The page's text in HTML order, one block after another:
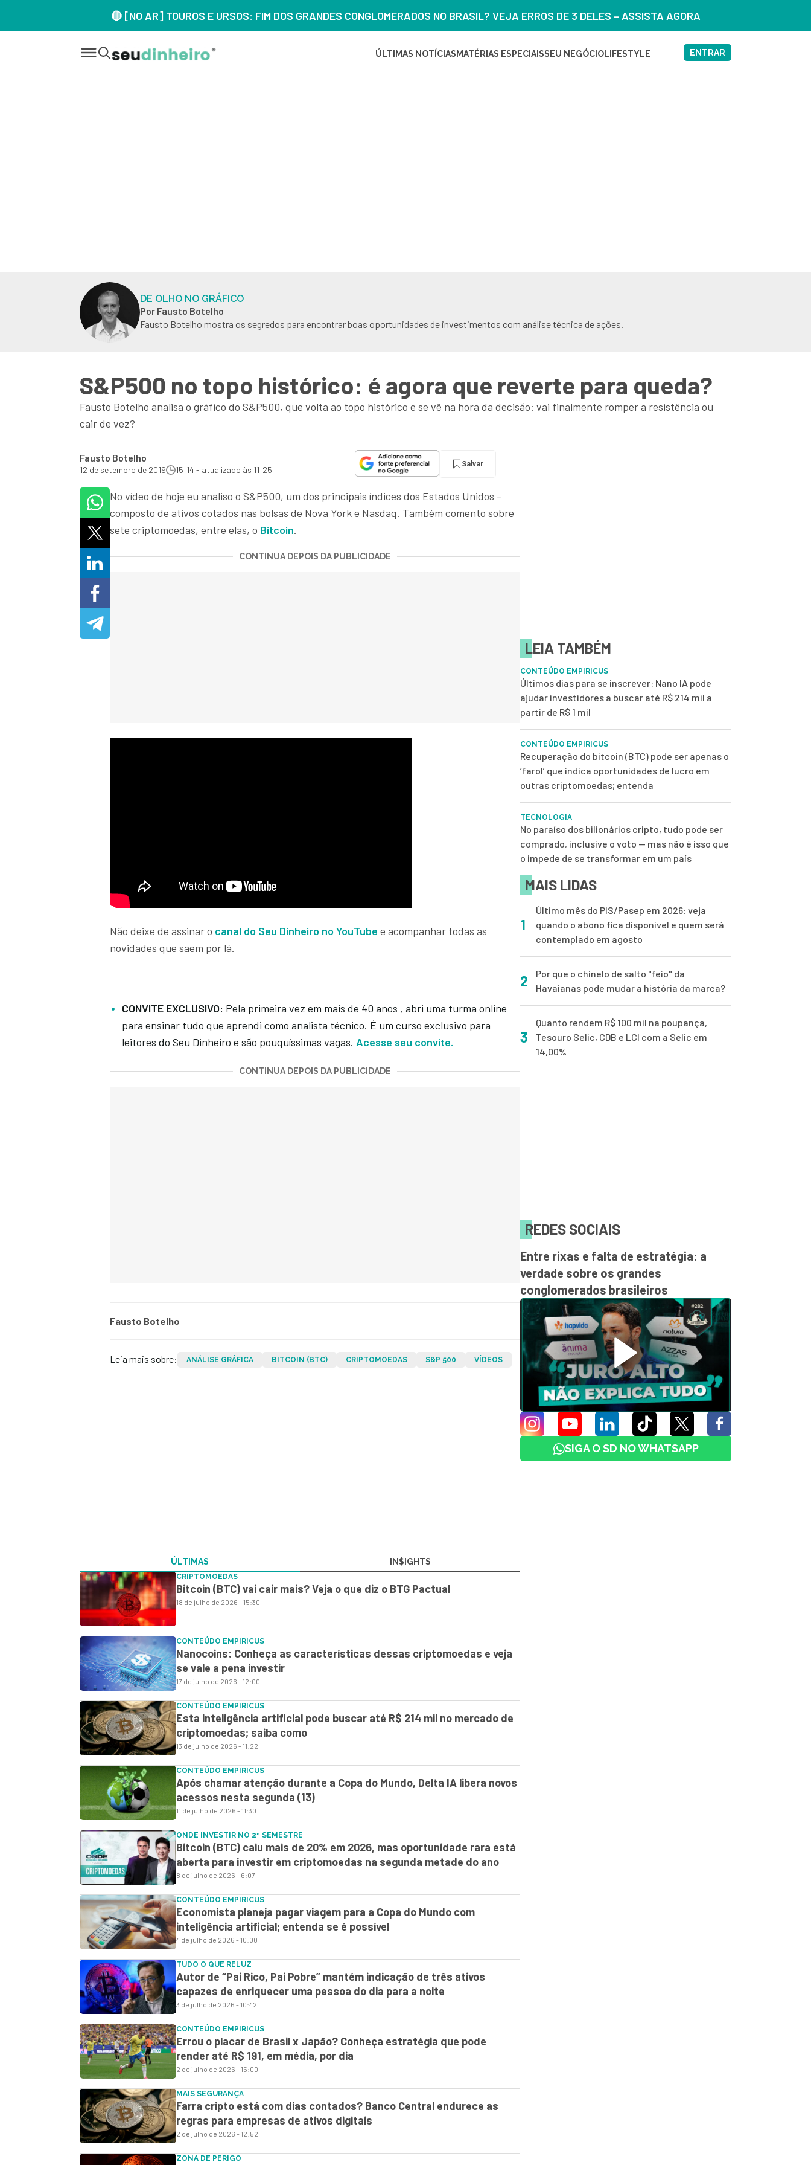
🔴 [NO AR] TOUROS E URSOS: FIM DOS GRANDES CONGLOMERADOS NO BRASIL? VEJA ERROS DE 3 DELES – ASSISTA AGORA
ÚLTIMAS NOTÍCIAS MATÉRIAS ESPECIAISSEU NEGÓCIOLIFESTYLE ENTRAR
DE OLHO NO GRÁFICO
Por Fausto Botelho
Fausto Botelho mostra os segredos para encontrar boas oportunidades de investimentos com análise técnica de ações.
S&P500 no topo histórico: é agora que reverte para queda?
Fausto Botelho analisa o gráfico do S&P500, que volta ao topo histórico e se vê na hora da decisão: vai finalmente romper a resistência ou
cair de vez?
Fausto Botelho
12 de setembro de 2019 15:14 - atualizado às 11:25
Salvar
No vídeo de hoje eu analiso o S&P500, um dos principais índices dos Estados Unidos -
composto de ativos cotados nas bolsas de Nova York e Nasdaq. Também comento sobre
sete criptomoedas, entre elas, o Bitcoin.
CONTINUA DEPOIS DA PUBLICIDADE
Não deixe de assinar o canal do Seu Dinheiro no YouTube e acompanhar todas as
novidades que saem por lá.
CONVITE EXCLUSIVO: Pela primeira vez em mais de 40 anos , abri uma turma online
para ensinar tudo que aprendi como analista técnico. É um curso exclusivo para
leitores do Seu Dinheiro e são pouquíssimas vagas. Acesse seu convite.
CONTINUA DEPOIS DA PUBLICIDADE
Fausto Botelho
Leia mais sobre: ANÁLISE GRÁFICA BITCOIN (BTC) CRIPTOMOEDAS S&P 500 VÍDEOS
ÚLTIMAS IN$IGHTS
CRIPTOMOEDAS
Bitcoin (BTC) vai cair mais? Veja o que diz o BTG Pactual
18 de julho de 2026 - 15:30
CONTEÚDO EMPIRICUS
Nanocoins: Conheça as características dessas criptomoedas e veja
se vale a pena investir
17 de julho de 2026 - 12:00
CONTEÚDO EMPIRICUS
Esta inteligência artificial pode buscar até R$ 214 mil no mercado de
criptomoedas; saiba como
13 de julho de 2026 - 11:22
CONTEÚDO EMPIRICUS
Após chamar atenção durante a Copa do Mundo, Delta IA libera novos
acessos nesta segunda (13)
11 de julho de 2026 - 11:30
ONDE INVESTIR NO 2º SEMESTRE
Bitcoin (BTC) caiu mais de 20% em 2026, mas oportunidade rara está
aberta para investir em criptomoedas na segunda metade do ano
8 de julho de 2026 - 6:07
CONTEÚDO EMPIRICUS
Economista planeja pagar viagem para a Copa do Mundo com
inteligência artificial; entenda se é possível
4 de julho de 2026 - 10:00
TUDO O QUE RELUZ
Autor de “Pai Rico, Pai Pobre” mantém indicação de três ativos
capazes de enriquecer uma pessoa do dia para a noite
3 de julho de 2026 - 10:42
CONTEÚDO EMPIRICUS
Errou o placar de Brasil x Japão? Conheça estratégia que pode
render até R$ 191, em média, por dia
2 de julho de 2026 - 15:00
MAIS SEGURANÇA
Farra cripto está com dias contados? Banco Central endurece as
regras para empresas de ativos digitais
2 de julho de 2026 - 12:52
ZONA DE PERIGO
LEIA TAMBÉM
CONTEÚDO EMPIRICUS
Últimos dias para se inscrever: Nano IA pode
ajudar investidores a buscar até R$ 214 mil a
partir de R$ 1 mil
CONTEÚDO EMPIRICUS
Recuperação do bitcoin (BTC) pode ser apenas o
‘farol’ que indica oportunidades de lucro em
outras criptomoedas; entenda
TECNOLOGIA
No paraíso dos bilionários cripto, tudo pode ser
comprado, inclusive o voto — mas não é isso que
o impede de se transformar em um país
MAIS LIDAS
1
Último mês do PIS/Pasep em 2026: veja
quando o abono fica disponível e quem será
contemplado em agosto
2
Por que o chinelo de salto "feio" da
Havaianas pode mudar a história da marca?
3
Quanto rendem R$ 100 mil na poupança,
Tesouro Selic, CDB e LCI com a Selic em
14,00%
REDES SOCIAIS
Entre rixas e falta de estratégia: a
verdade sobre os grandes
conglomerados brasileiros
SIGA O SD NO WHATSAPP